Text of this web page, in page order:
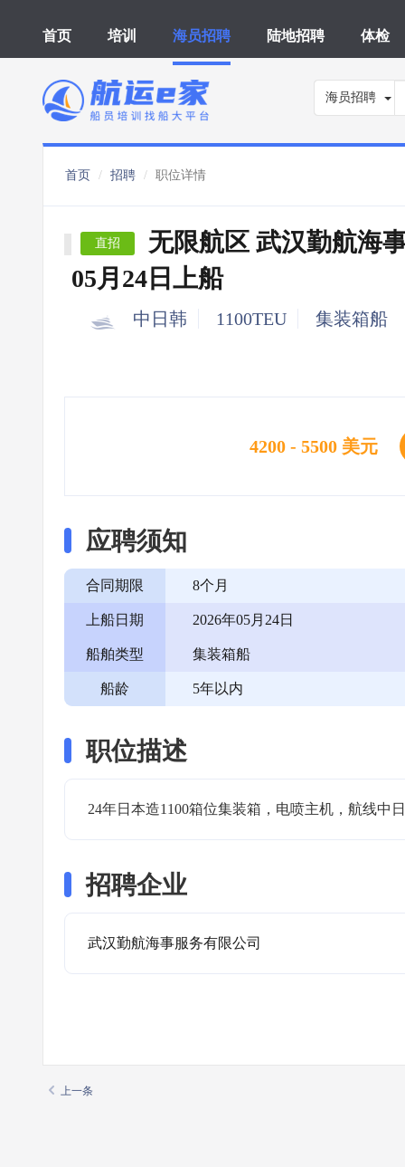
首页 培训 海员招聘 陆地招聘 体检
海员招聘
首页 招聘 职位详情
直招
无限航区 武汉勤航海
05月24日上船
中日韩 1100TEU 集装箱船
4200 - 5500 美元
应聘须知
合同期限 8个月
上船日期 2026年05月24日
船舶类型 集装箱船
船龄 5年以内
职位描述
24年日本造1100箱位集装箱，电喷主机，航线中
招聘企业
武汉勤航海事服务有限公司
上一条